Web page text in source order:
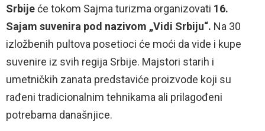
Srbijeće tokom Sajma turizma organizovati 16.
Sajam suvenira pod nazivom „Vidi Srbiju“. Na 30
izložbenih pultova posetioci će moći da vide i kupe
suvenire iz svih regija Srbije. Majstori starih i
umetničkih zanata predstaviće proizvode koji su
rađeni tradicionalnim tehnikama ali prilagođeni
potrebama današnjice.